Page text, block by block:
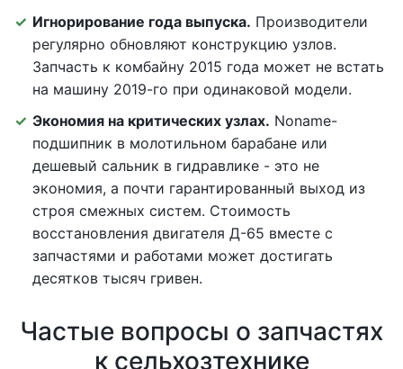
Игнорирование года выпуска. Производители
регулярно обновляют конструкцию узлов.
Запчасть к комбайну 2015 года может не встать
на машину 2019-го при одинаковой модели.
Экономия на критических узлах. Noname-
подшипник в молотильном барабане или
дешевый сальник в гидравлике - это не
экономия, а почти гарантированный выход из
строя смежных систем. Стоимость
восстановления двигателя Д-65 вместе с
запчастями и работами может достигать
десятков тысяч гривен.
Частые вопросы о запчастях
к сельхозтехнике